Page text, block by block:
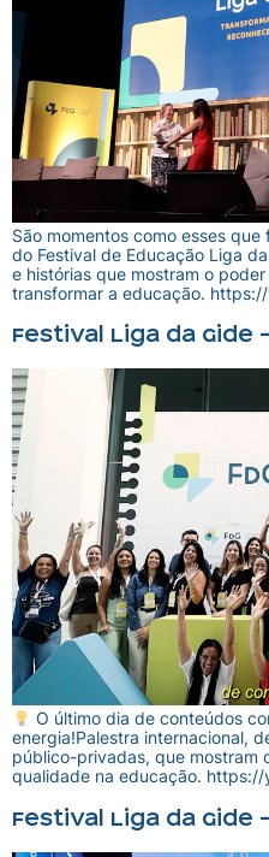
São momentos como esses
do Festival de Educação Liga
e histórias que mostram o
transformar a educação.
Festival Liga da Gide
O último dia de conteúdos
energia!Palestra internacional,
público-privadas, que mostram
qualidade na educação.
Festival Liga da Gide